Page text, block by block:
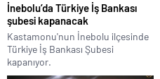
İnebolu’da Türkiye İş Bankası
şubesi kapanacak
Kastamonu'nun İnebolu ilçesinde
Türkiye İş Bankası Şubesi
kapanıyor.